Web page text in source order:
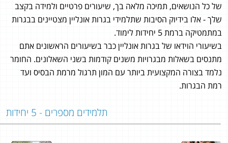
של כל הנושאים, תמיכה מלאה בך, שיעורים פרטיים ולמידה בקצב
שלך - אלו בידיוק הסיבות שתלמידי בגרות אונליין מצטיינים בבגרות
במתמטיקה ברמת 5 יחידות לימוד.
בשיעורי הוידאו של בגרות אונליין כבר בשיעורים הראשונים אתם
מתנסים בשאלות מבגרויות משנים קודמות בשני השאלונים. החומר
נלמד בצורה המקצועית ביותר עם המון תרגול מרמת הבסיס ועד
רמת הבגרות.
תלמידים מספרים - 5 יחידות